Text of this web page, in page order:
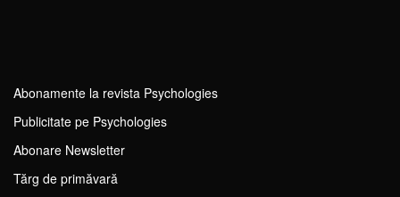
Abonamente la revista Psychologies
Publicitate pe Psychologies
Abonare Newsletter
Tărg de primăvară